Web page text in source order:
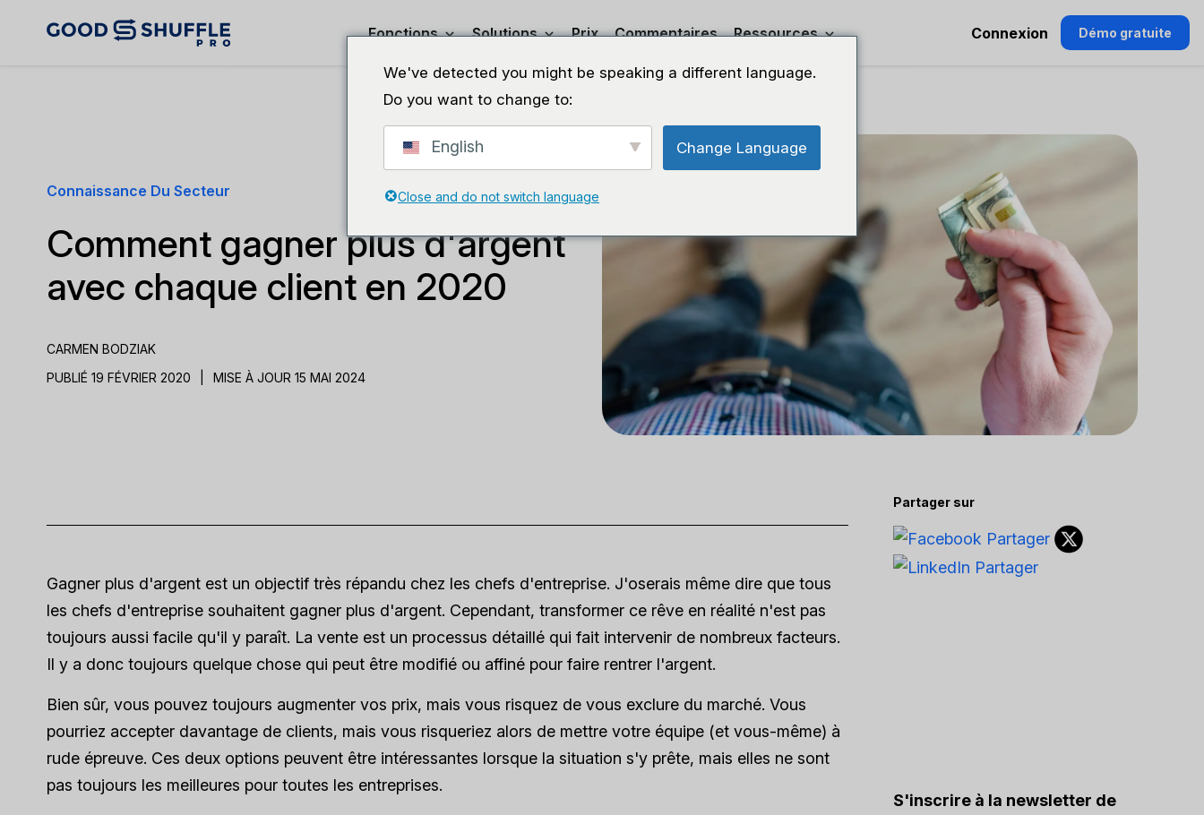
Fonctions Solutions Prix Commentaires Ressources Connexion Démo gratuite
Connaissance Du Secteur
Comment gagner plus d'argent
avec chaque client en 2020
CARMEN BODZIAK
PUBLIÉ 19 FÉVRIER 2020
MISE À JOUR 15 MAI 2024
Gagner plus d'argent est un objectif très répandu chez les chefs d'entreprise. J'oserais même dire que tous
les chefs d'entreprise souhaitent gagner plus d'argent. Cependant, transformer ce rêve en réalité n'est pas
toujours aussi facile qu'il y paraît. La vente est un processus détaillé qui fait intervenir de nombreux facteurs.
Il y a donc toujours quelque chose qui peut être modifié ou affiné pour faire rentrer l'argent.
Bien sûr, vous pouvez toujours augmenter vos prix, mais vous risquez de vous exclure du marché. Vous
pourriez accepter davantage de clients, mais vous risqueriez alors de mettre votre équipe (et vous-même) à
rude épreuve. Ces deux options peuvent être intéressantes lorsque la situation s'y prête, mais elles ne sont
pas toujours les meilleures pour toutes les entreprises.
Partager sur
S'inscrire à la newsletter de
We've detected you might be speaking a different language.
Do you want to change to:
English Change Language
Close and do not switch language